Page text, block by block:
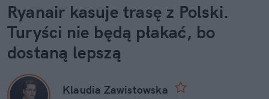
Ryanair kasuje trasę z Polski.
Turyści nie będą płakać, bo
dostaną lepszą
Klaudia Zawistowska